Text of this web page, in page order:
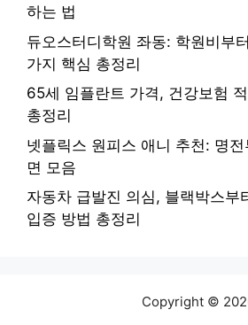
하는 법
듀오스터디학원 좌동: 학원비부
가지 핵심 총정리
65세 임플란트 가격, 건강보험
총정리
넷플릭스 원피스 애니 추천: 명전
면 모음
자동차 급발진 의심, 블랙박스부
입증 방법 총정리
Copyright ©